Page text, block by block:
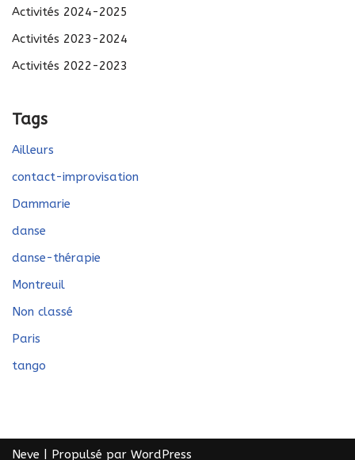
Activités 2024-2025
Activités 2023-2024
Activités 2022-2023
Tags
Ailleurs
contact-improvisation
Dammarie
danse
danse-thérapie
Montreuil
Non classé
Paris
tango
Neve | Propulsé par WordPress